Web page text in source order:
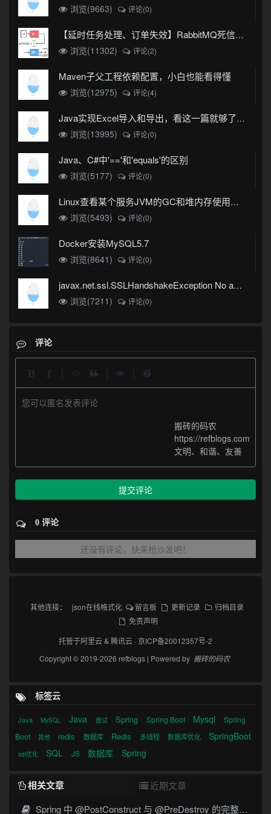
浏览(9663) 评论(0)
【延时任务处理、订单失效】RabbitMQ死信队列实现
浏览(11302)
评论(2)
Maven子父工程依赖配置，小白也能看得懂
浏览(12975) 评论(4)
Java实现Excel导入和导出，看这一篇就够了(珍藏版)
浏览(13995)
评论(0)
Java、C#中'=='和'equals'的区别
浏览(5177) 评论(0)
Linux查看某个服务JVM的GC和堆内存使用情况
浏览(5493)
评论(0)
Docker安装MySQL5.7
浏览(8641) 评论(0)
javax.net.ssl.SSLHandshakeException No appropriate protocol (protocol is disabled or cipher suites are inappropriate)错误
浏览(7211)
评论(0)
评论
您可以匿名发表评论
搬砖的码农
https://refblogs.com
文明、和谐、友善
提交评论
0 评论
还没有评论，快来抢沙发吧！
其他连接： json在线格式化 留言板 更新记录
归档目录
免责声明
托管于阿里云& 腾讯云 ·京ICP备20012357号-2
Copyright © 2019-2026 refblogs | Powered by 搬砖的码农
标签云
Java MySQL Java 面试 Spring Spring Boot Mysql
Spring
Boot
其他 redis 数据库 Redis 多线程 数据库优化 SpringBoot
sql优化 SQL JS 数据库 Spring
相关文章
近期文章
Spring 中 @PostConstruct 与 @PreDestroy 的完整与实战